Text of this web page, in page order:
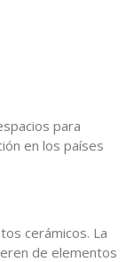
para
en los países
cerámicos. La
de elementos